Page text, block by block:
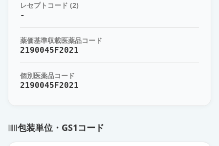
レセプトコード (2)
-
薬価基準収載医薬品コード
2190045F2021
個別医薬品コード
2190045F2021
包装単位・GS1コード